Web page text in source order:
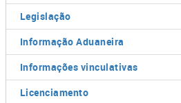
Legislação
Informação Aduaneira
Informações vinculativas
Licenciamento